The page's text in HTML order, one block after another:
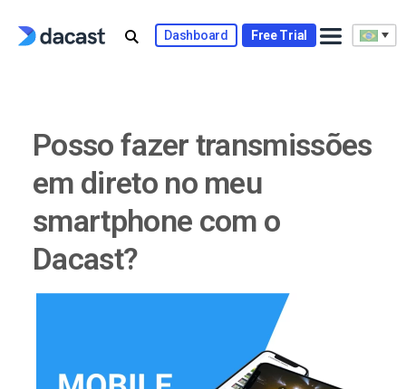
Dashboard Free Trial
Posso fazer transmissões
em direto no meu
smartphone com o
Dacast?